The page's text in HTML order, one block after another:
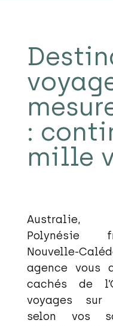
:
mille
Australie,
Polynésie
Nouvelle-
agence vous
cachés de
voyages sur
selon vos